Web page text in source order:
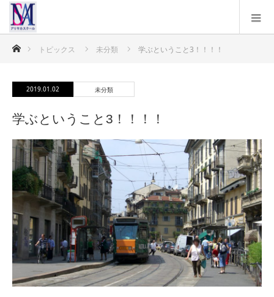
ホームトピックス 未分類 学ぶということ3！！！！
2019.01.02 未分類
学ぶということ3！！！！